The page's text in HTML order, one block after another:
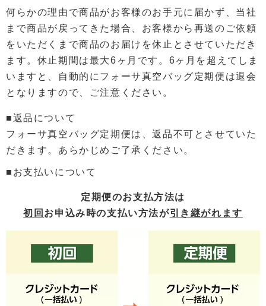
何らかの理由で商品がお客様のお手元に届かず、当社
まで商品が戻ってきた場合、お客様から再送のご依頼
をいただくまで商品のお届けを休止とさせていただき
ます。休止期間は最大6ヶ月です。6ヶ月を超えてしま
いますと、自動的にフォーサ真空バッグ定期便は退会
となりますので、ご注意ください。
■返品について
フォーサ真空バッグ定期便は、返品不可とさせていた
だきます。あらかじめご了承ください。
■お支払いについて
定期便のお支払方法は
初回 お申込み時の支払い方法が引き継がれます